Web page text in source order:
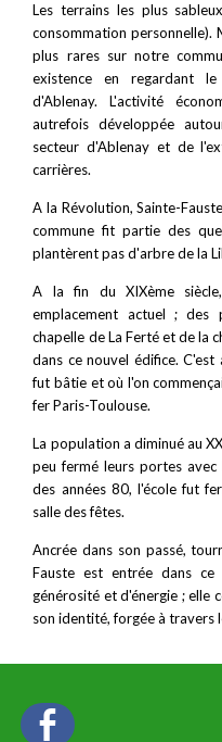
Les terrains les plus
consommation personnelle).
plus rares sur notre
existence en regardant
d'Ablenay.L'activité
autrefois développée
secteur d'Ablenay et de
carrières.
A la Révolution, Sainte-
commune fit partie des
plantèrent pas d'arbre de la
A la fin du XIXème
emplacement actuel ; des
chapelle de La Ferté et de la
dans ce nouvel édifice.C'est
fut bâtie et où l'on
fer Paris-Toulouse.
La population a diminué au
peu fermé leurs portes
des années 80, l'école fut
salle des fêtes.
Ancrée dans son passé,
Fauste est entrée dans ce
générosité et d'énergie ; elle
son identité, forgée à travers